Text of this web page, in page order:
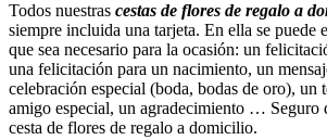
Todos nuestras cestas de flores de regalo a
siempre incluida una tarjeta. En ella se puede
que sea necesario para la ocasión: un
una felicitación para un nacimiento, un
celebración especial (boda, bodas de oro), un
amigo especial, un agradecimiento … Seguro
cesta de flores de regalo a domicilio.